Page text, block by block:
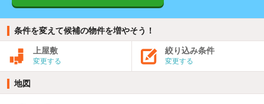
条件を変えて候補の物件を増やそう！
上屋敷
変更する
絞り込み条件
変更する
地図